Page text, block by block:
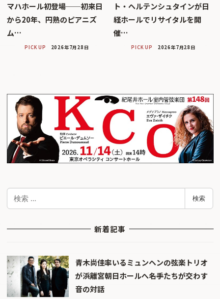
マハホール初登場──初来日
から20年、円熟のピアニズ
ム…
PICK UP 2026年7月28日
ト・ヘルテンシュタインが日
経ホールでリサイタルを開
催…
PICK UP 2026年7月28日
検索
新着記事
青木尚佳率いるミュンヘンの弦楽トリオ
が浜離宮朝日ホールへ――名手たちが交わす
音の対話